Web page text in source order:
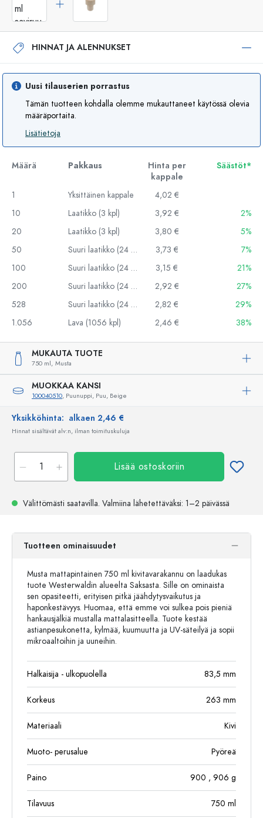
HINNAT JA ALENNUKSET
Uusi tilauserien porrastus
Tämän tuotteen kohdalla olemme mukauttaneet käytössä olevia
määräportaita.
Lisätietoja
Määrä Pakkaus
Hinta per
kappale
Säästöt*
1 Yksittäinen kappale
4,02 €
10
Laatikko (3 kpl) 3,92 €
2%
20
Laatikko (3 kpl) 3,80 €
5%
50
Suuri laatikko (24 kpl) 3,73 €
7%
100
Suuri laatikko (24 kpl) 3,15 €
21%
200
Suuri laatikko (24 kpl) 2,92 €
27%
528
Suuri laatikko (24 kpl) 2,82 €
29%
1.056
Lava (1056 kpl) 2,46 € 38%
MUKAUTA TUOTE
750 ml, Musta
MUOKKAA KANSI
100040510, Puunuppi, Puu, Beige
Yksikköhinta: alkaen 2,46 €
Hinnat sisältävät alv:n, ilman toimituskuluja
Lisää ostoskoriin
Välittömästi saatavilla. Valmiina lähetettäväksi: 1–2 päivässä
Tuotteen ominaisuudet
Musta mattapintainen 750 ml kivitavarakannu on laadukas
tuote Westerwaldin alueelta Saksasta. Sille on ominaista
sen opasiteetti, erityisen pitkä jäähdytysvaikutus ja
haponkestävyys. Huomaa, että emme voi sulkea pois pieniä
hankausjälkiä mustalla mattalasitteella. Tuote kestää
astianpesukonetta, kylmää, kuumuutta ja UV-säteilyä ja sopii
mikroaaltoihin ja uuneihin.
Halkaisija - ulkopuolella 83,5 mm
Korkeus 263 mm
Materiaali Kivi
Muoto- perusalue Pyöreä
Paino 900 , 906 g
Tilavuus 750 ml